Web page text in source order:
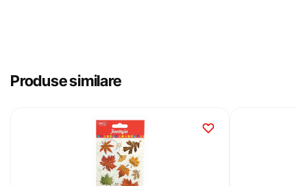
Produse similare